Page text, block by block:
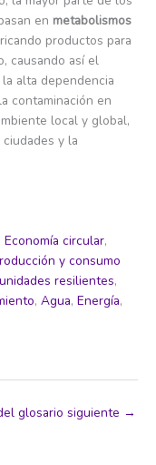
en metabolismos
productos para
causando así el
alta dependencia
contaminación en
local y global,
y la
Economía circular,
y consumo
resilientes,
, Agua, Energía,
glosario siguiente →